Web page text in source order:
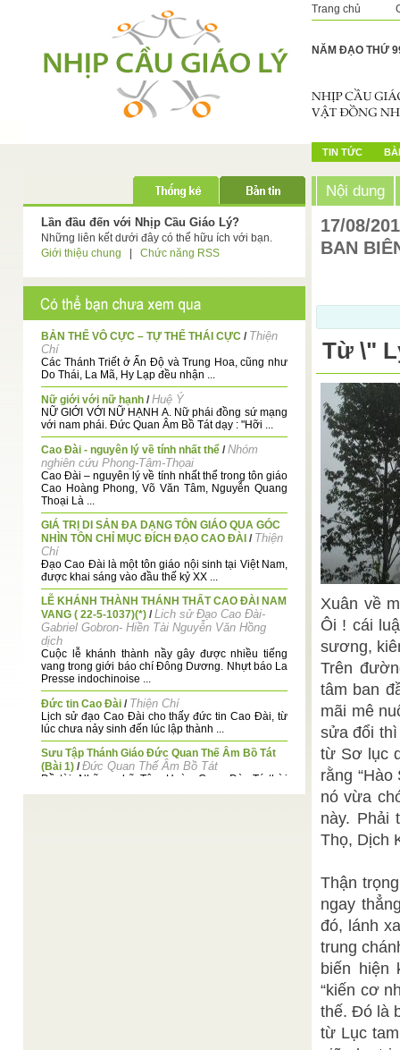
Trang chủ
NĂM ĐẠO THỨ
TIN TỨC
Lần đầu đến với Nhịp Cầu Giáo Lý?
Những liên kết dưới đây có thể hữu ích với bạn.
Giới thiệu chung
Chức năng RSS
BẢN THỂ VÔ CỰC – TỰ THỂ THÁI CỰC / Thiện
Chí
Các Thánh Triết ở Ấn Độ và Trung Hoa, cũng như
Do Thái, La Mã, Hy Lạp đều nhận ...
Nữ giới với nữ hạnh /Huệ Ý
NỮ GIỚI VỚI NỮ HẠNH A. Nữ phái đồng sứ mạng
với nam phái. Đức Quan Âm Bồ Tát dạy : "Hỡi ...
Cao Đài - nguyên lý về tính nhất thể /Nhóm
nghiên cứu Phong-Tâm-Thọai
Cao Đài – nguyên lý về tính nhất thể trong tôn giáo
Cao Hoàng Phong, Võ Văn Tâm, Nguyễn Quang
Thoại Là ...
GIÁ TRỊ DI SẢN ĐA DẠNG TÔN GIÁO QUA GÓC
NHÌN TÔN CHỈ MỤC ĐÍCH ĐẠO CAO ĐÀI / Thiện
Chí
Đạo Cao Đài là một tôn giáo nội sinh tại Việt Nam,
được khai sáng vào đầu thế kỷ XX ...
LỄ KHÁNH THÀNH THÁNH THẤT CAO ĐÀI NAM
VANG ( 22-5-1037)(*) /Lich sử Đạo Cao Đài-
Gabriel Gobron- Hiền Tài Nguyễn Văn Hồng
dịch
Cuộc lễ khánh thành nầy gây được nhiều tiếng
vang trong giới báo chí Đông Dương. Nhựt báo La
Presse indochinoise ...
Đức tin Cao Đài / Thiện Chí
Lịch sử đạo Cao Đài cho thấy đức tin Cao Đài, từ
lúc chưa nảy sinh đến lúc lập thành ...
Sưu Tập Thánh Giáo Đức Quan Thế Âm Bồ Tát
(Bài 1) /Đức Quan Thế Âm Bồ Tát
Đề tài: Những chữ Tâm Huờn Cung Đàn,Tý thời
14 rạng Rằm tháng 5 Ất Tỵ (14-6-1965)
Nội dung
17/08/
BAN
Từ \"
Xuân về
Ôi ! cái
sương,
Trên
tâm ban
mãi mê
sửa đổi
từ Sơ lục
rằng
nó vừa
này. Phải
Thọ, Dịch
Thận
ngay
đó, lánh
trung
biến hiện
“kiến cơ
thế. Đó là
từ Lục